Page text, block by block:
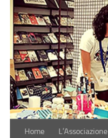
Home L’Associazione